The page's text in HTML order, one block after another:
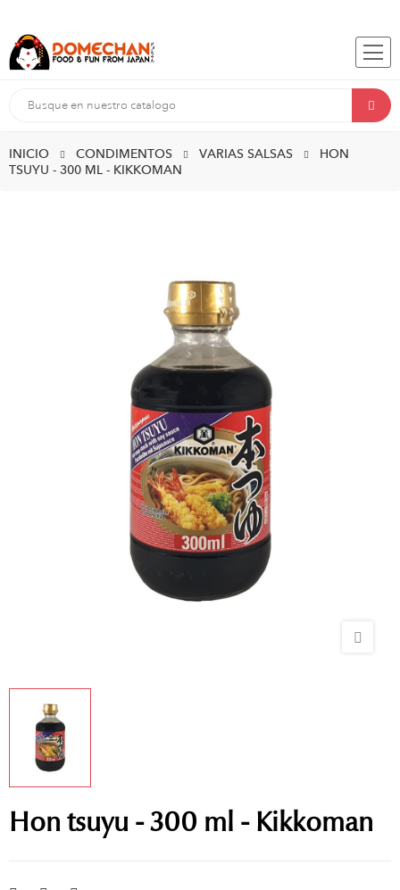
INICIO CONDIMENTOS VARIAS SALSAS
HON
TSUYU - 300 ML - KIKKOMAN
Hon tsuyu - 300 ml - Kikkoman